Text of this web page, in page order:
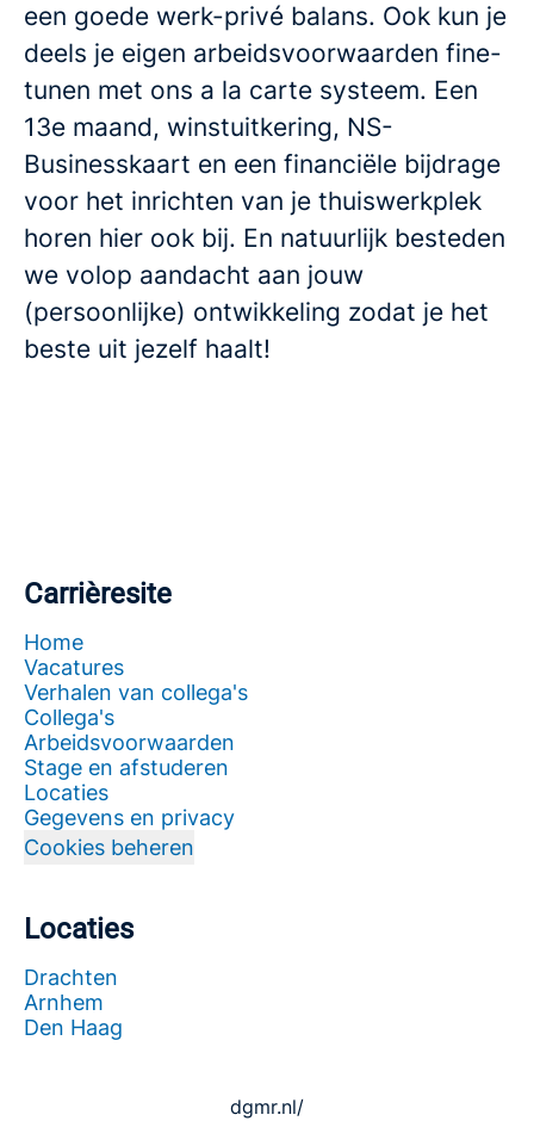
een goede werk-privé balans. Ook kun je
deels je eigen arbeidsvoorwaarden fine-
tunen met ons a la carte systeem. Een
13e maand, winstuitkering, NS-
Businesskaart en een financiële bijdrage
voor het inrichten van je thuiswerkplek
horen hier ook bij. En natuurlijk besteden
we volop aandacht aan jouw
(persoonlijke) ontwikkeling zodat je het
beste uit jezelf haalt!
Carrièresite
Home
Vacatures
Verhalen van collega's
Collega's
Arbeidsvoorwaarden
Stage en afstuderen
Locaties
Gegevens en privacy
Cookies beheren
Locaties
Drachten
Arnhem
Den Haag
dgmr.nl/